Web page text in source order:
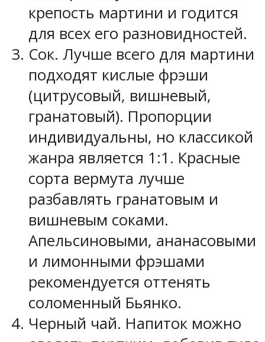
крепость мартини и годится
для всех его разновидностей.
Сок. Лучше всего для мартини
подходят кислые фрэши
(цитрусовый, вишневый,
гранатовый). Пропорции
индивидуальны, но классикой
жанра является 1:1. Красные
сорта вермута лучше
разбавлять гранатовым и
вишневым соками.
Апельсиновыми, ананасовыми
и лимонными фрэшами
рекомендуется оттенять
соломенный Бьянко.
Черный чай. Напиток можно